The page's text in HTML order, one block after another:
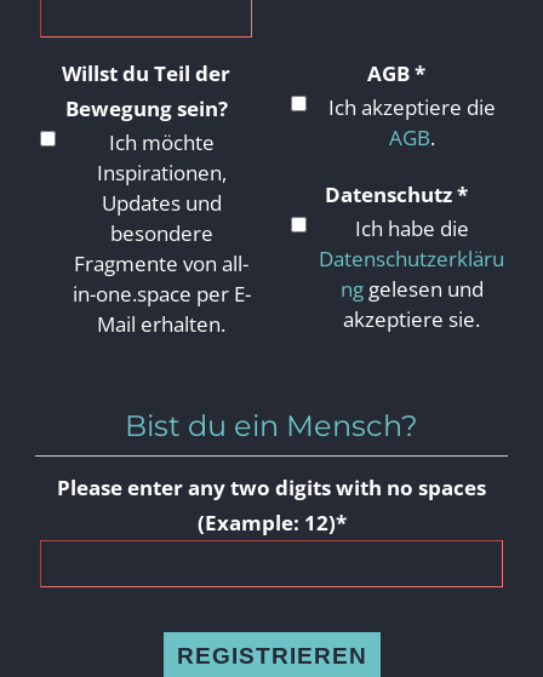
Willst du Teil der
Bewegung sein?
Ich möchte
Inspirationen,
Updates und
besondere
Fragmente von all-
in-one.space per E-
Mail erhalten.
AGB*
Ich akzeptiere die
AGB.
Datenschutz*
Ich habe die
Datenschutzerkläru
nggelesen und
akzeptiere sie.
Bist du ein Mensch?
Please enter any two digits with no spaces
(Example: 12)*